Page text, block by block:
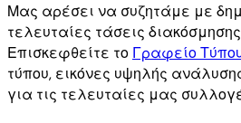
Μας αρέσει να συζητάμε με
τελευταίες τάσεις διακόσμησης
Επισκεφθείτε το Γραφείο
τύπου, εικόνες υψηλής
για τις τελευταίες μας